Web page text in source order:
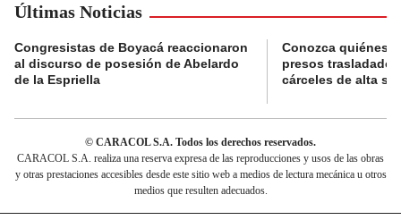
Últimas Noticias
Congresistas de Boyacá reaccionaron
al discurso de posesión de Abelardo
de la Espriella
Conozca quiénes
presos
cárceles de alta
© CARACOL S.A. Todos los derechos reservados.
CARACOL S.A. realiza una reserva expresa de las reproducciones y usos de las obras
y otras prestaciones accesibles desde este sitio web a medios de lectura mecánica u otros
medios que resulten adecuados.